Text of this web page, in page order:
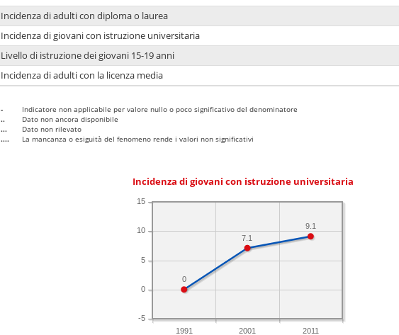
Incidenza di adulti con diploma o laurea
Incidenza di giovani con istruzione universitaria
Livello di istruzione dei giovani 15-19 anni
Incidenza di adulti con la licenza media
-
Indicatore non applicabile per valore nullo o poco significativo del denominatore
..
Dato non ancora disponibile
...
Dato non rilevato
....
La mancanza o esiguità del fenomeno rende i valori non significativi
Incidenza di giovani con istruzione universitaria
1991 2001 2011
-5
0
5
10
15
9.1
7.1
0